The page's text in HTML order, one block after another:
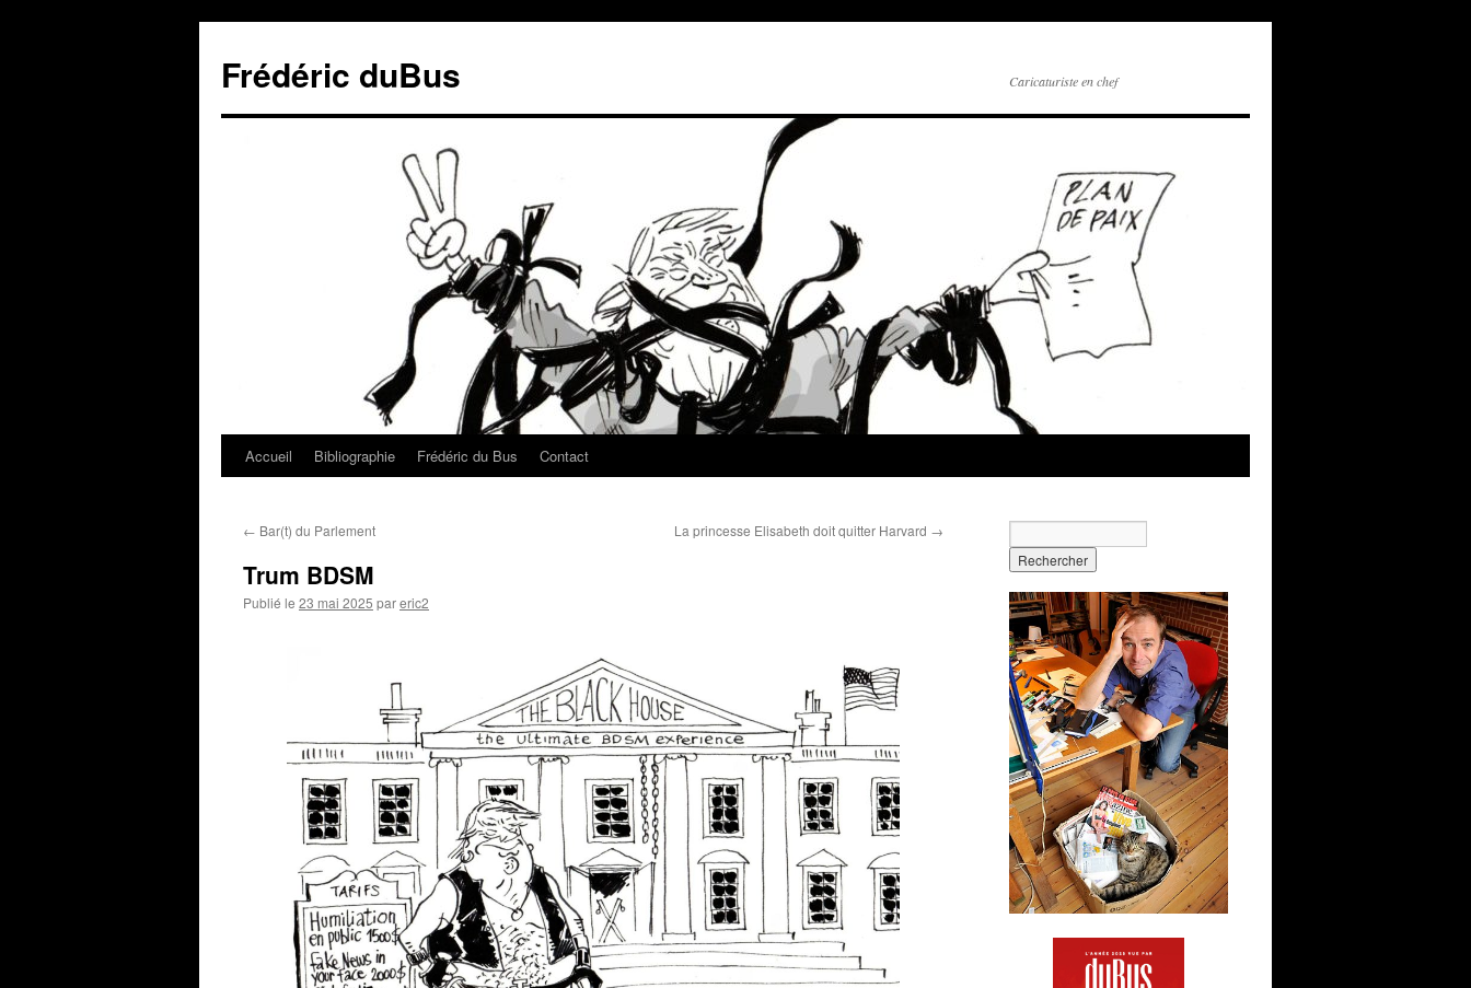
Frédéric duBus Caricaturiste en chef
Accueil Bibliographie Frédéric du Bus Contact
← Bar(t) du Parlement La princesse Elisabeth doit quitter Harvard →
Trum BDSM
Publié le 23 mai 2025 pareric2